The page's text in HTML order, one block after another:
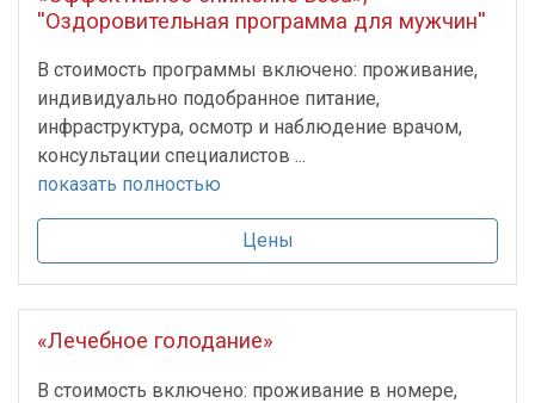
''Оздоровительная программа для мужчин''
В стоимость программы включено: проживание,
индивидуально подобранное питание,
инфраструктура, осмотр и наблюдение врачом,
консультации специалистов ...
показать полностью
Цены
«Лечебное голодание»
В стоимость включено: проживание в номере,